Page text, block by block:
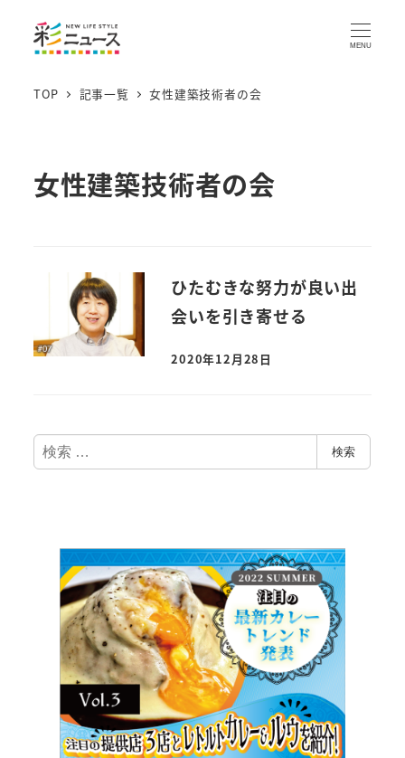
MENU
TOP 記事一覧 女性建築技術者の会
女性建築技術者の会
ひたむきな努力が良い出
会いを引き寄せる
2020年12月28日
検
索
検索